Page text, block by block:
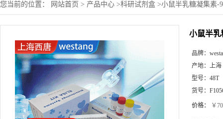
您当前的位置： 网站首页 > 产品中心 >科研试剂盒 >小鼠半乳糖凝集素-
小鼠半乳
品牌：
产地： 上海
型号： 48T
货号：
价格： ￥